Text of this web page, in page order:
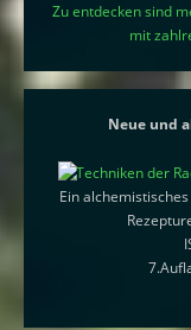
Zu entdecken sind
mit
Neue und
Ein